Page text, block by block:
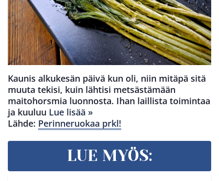
Kaunis alkukesän päivä kun oli, niin mitäpä sitä
muuta tekisi, kuin lähtisi metsästämään
maitohorsmia luonnosta. Ihan laillista toimintaa
ja kuuluu Lue lisää »
Lähde: Perinneruokaa prkl!
LUE MYÖS: